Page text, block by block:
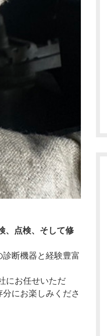
、点検、そして修
断機器と経験豊富
にお任せいただ
にお楽しみくださ